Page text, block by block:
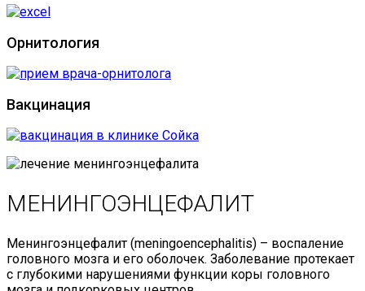
Орнитология
Вакцинация
МЕНИНГОЭНЦЕФАЛИТ
Менингоэнцефалит (meningoencephalitis) – воспаление
головного мозга и его оболочек. Заболевание протекает
с глубокими нарушениями функции коры головного